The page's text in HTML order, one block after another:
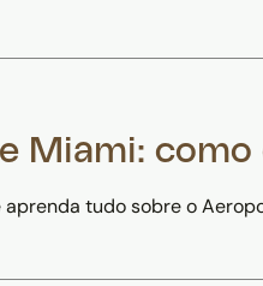
Miami: como
tudo sobre o